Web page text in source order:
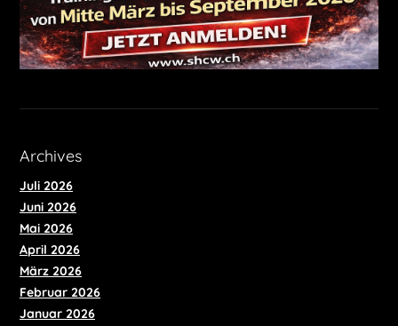
​Archives
Juli 2026
Juni 2026
Mai 2026
April 2026
März 2026
Februar 2026
Januar 2026